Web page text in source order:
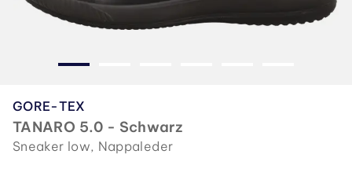
GORE-TEX
TANARO 5.0 - Schwarz
Sneaker low, Nappaleder